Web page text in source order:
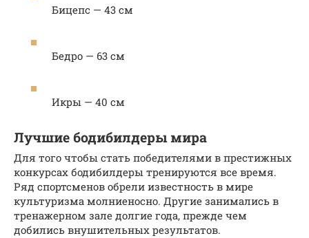
Бицепс — 43 см
Бедро — 63 см
Икры — 40 см
Лучшие бодибилдеры мира
Для того чтобы стать победителями в престижных
конкурсах бодибилдеры тренируются все время.
Ряд спортсменов обрели известность в мире
культуризма молниеносно. Другие занимались в
тренажерном зале долгие года, прежде чем
добились внушительных результатов.